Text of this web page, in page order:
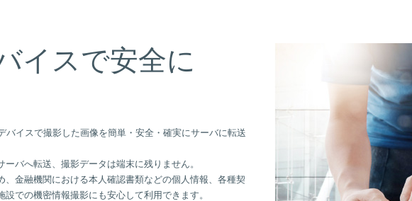
イスで安全に
バイスで撮影した画像を簡単・安全・確実にサーバに転送
バへ転送、撮影データは端末に残りません。
、金融機関における本人確認書類などの個人情報、各種契
での機密情報撮影にも安心して利用できます。